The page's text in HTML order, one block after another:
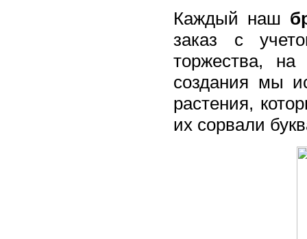
Каждый наш
заказ с
торжества,
создания мы
растения,
их сорвали